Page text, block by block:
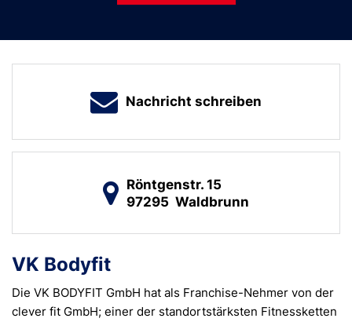
Nachricht schreiben
Röntgenstr. 15
97295 Waldbrunn
VK Bodyfit
Die VK BODYFIT GmbH hat als Franchise-Nehmer von der
clever fit GmbH; einer der standortstärksten Fitnessketten